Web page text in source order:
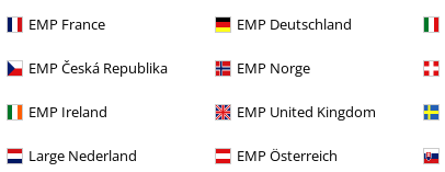
EMP France EMP Deutschland
EMP Česká Republika EMP Norge
EMP Ireland EMP United Kingdom
Large Nederland EMP Österreich